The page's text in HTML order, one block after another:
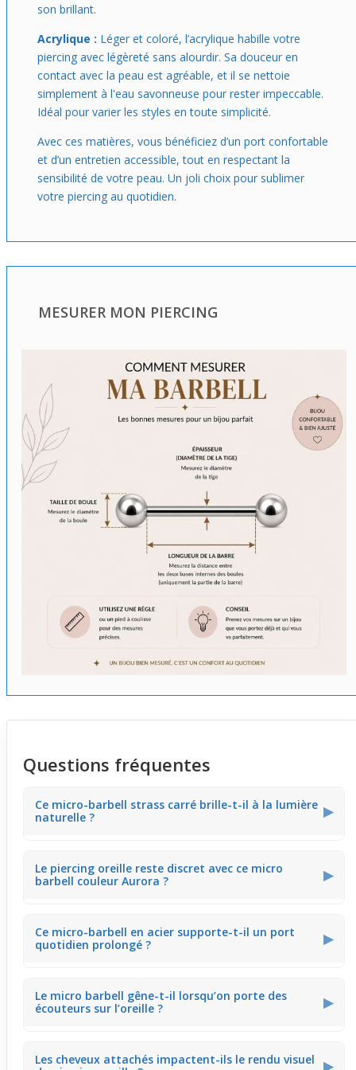
son brillant.
Acrylique : Léger et coloré, l’acrylique habille votre
piercing avec légèreté sans alourdir. Sa douceur en
contact avec la peau est agréable, et il se nettoie
simplement à l'eau savonneuse pour rester impeccable.
Idéal pour varier les styles en toute simplicité.
Avec ces matières, vous bénéficiez d’un port confortable
et d’un entretien accessible, tout en respectant la
sensibilité de votre peau. Un joli choix pour sublimer
votre piercing au quotidien.
MESURER MON PIERCING
Questions fréquentes
Ce micro-barbell strass carré brille-t-il à la lumière
naturelle ?
▶
subtilement la lumière naturelle, offrant un éclat doux. Il
attire le regard discrètement, surtout de près, sans
Le piercing oreille reste discret avec ce micro
barbell couleur Aurora ?
▶
tige fine et son petit strass carré de 4 mm. Il éclaire le
cartilage sans attirer une attention excessive au
Ce micro-barbell en acier supporte-t-il un port
quotidien prolongé ?
▶
la journée. Ce bijou de piercing convient à un usage
régulier, apportant élégance sans gêner dans les
Le micro barbell gêne-t-il lorsqu’on porte des
écouteurs sur l’oreille ?
▶
barbell minimise l’inconfort avec des écouteurs. Il permet
Les cheveux attachés impactent-ils le rendu visuel
▶